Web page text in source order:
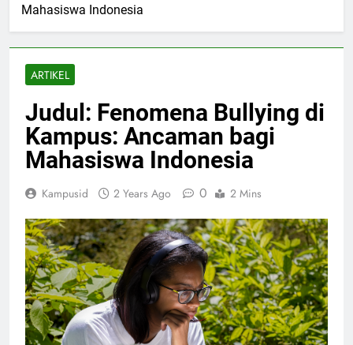
Mahasiswa Indonesia
ARTIKEL
Judul: Fenomena Bullying di
Kampus: Ancaman bagi
Mahasiswa Indonesia
Kampusid 2 Years Ago 0 2 Mins